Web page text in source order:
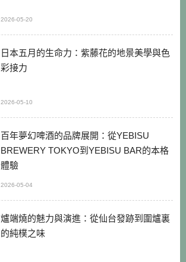
2026-05-20
日本五月的生命力：紫藤花的地景美學與色
彩接力
2026-05-10
百年夢幻啤酒的品牌展開：從YEBISU
BREWERY TOKYO到YEBISU BAR的本格
體驗
2026-05-04
爐端燒的魅力與演進：從仙台發跡到圍爐裏
的純樸之味